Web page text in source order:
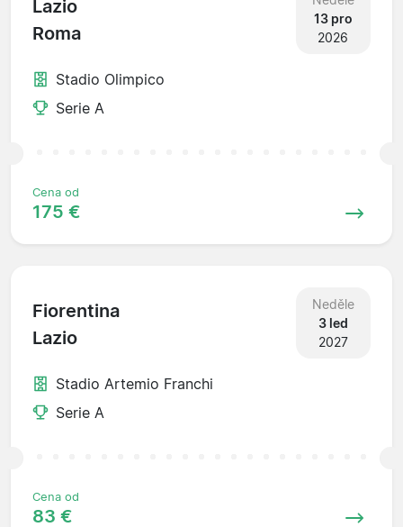
Lazio
Roma
13 pro
2026
Stadio Olimpico
Serie A
Cena od
175 €
Fiorentina
Lazio
Neděle
3 led
2027
Stadio Artemio Franchi
Serie A
Cena od
83 €